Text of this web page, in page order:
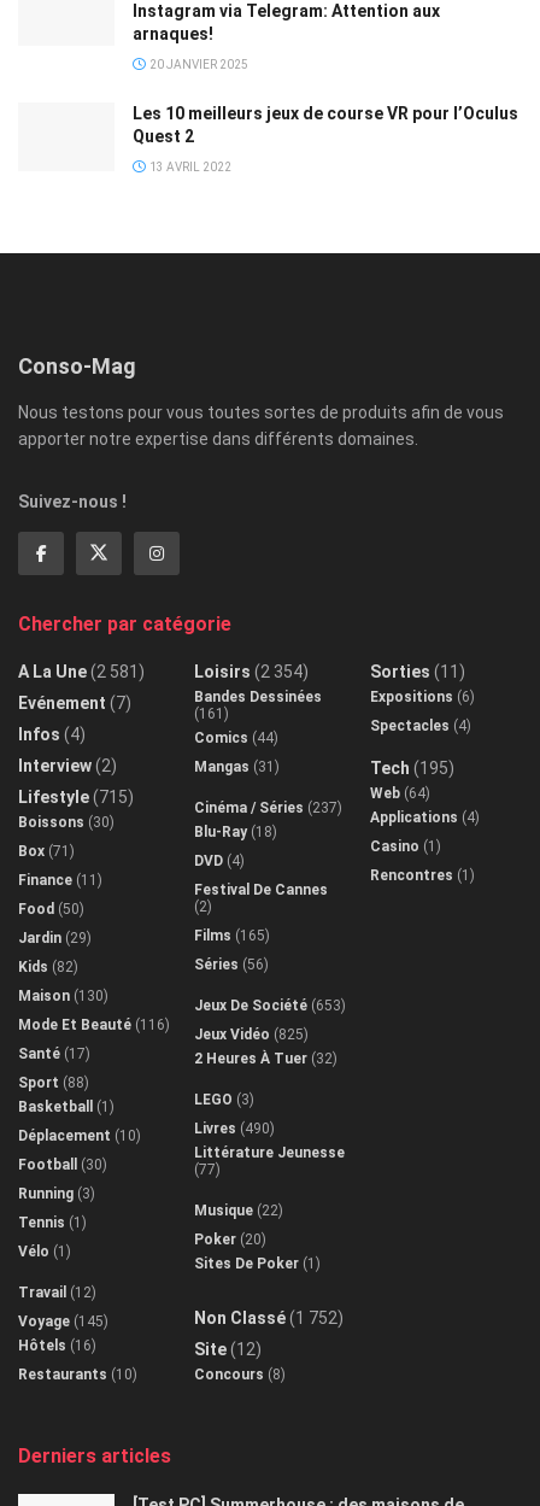
Instagram via Telegram: Attention aux
arnaques!
20 JANVIER 2025
Les 10 meilleurs jeux de course VR pour l’Oculus
Quest 2
13 AVRIL 2022
Conso-Mag
Nous testons pour vous toutes sortes de produits afin de vous
apporter notre expertise dans différents domaines.
Suivez-nous !
Chercher par catégorie
A La Une(2 581)
Evénement (7)
Infos (4)
Interview(2)
Lifestyle(715)
Boissons (30)
Box (71)
Finance (11)
Food (50)
Jardin (29)
Kids (82)
Maison (130)
Mode Et Beauté (116)
Santé (17)
Sport (88)
Basketball
(1)
Déplacement (10)
Football
(30)
Running (3)
Tennis (1)
Vélo (1)
Travail (12)
Voyage (145)
Hôtels (16)
Restaurants (10)
Loisirs (2 354)
Bandes Dessinées
(161)
Comics (44)
Mangas (31)
Cinéma / Séries (237)
Blu-Ray(18)
DVD (4)
Festival De Cannes
(2)
Films (165)
Séries (56)
Jeux De Société (653)
Jeux Vidéo (825)
2 Heures À Tuer (32)
LEGO (3)
Livres (490)
Littérature Jeunesse
(77)
Musique (22)
Poker (20)
Sites De Poker (1)
Non Classé(1 752)
Site(12)
Concours (8)
Sorties (11)
Expositions (6)
Spectacles (4)
Tech (195)
Web (64)
Applications (4)
Casino (1)
Rencontres (1)
Derniers articles